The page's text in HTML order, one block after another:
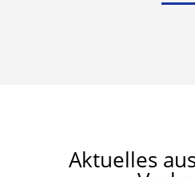
Aktuelles